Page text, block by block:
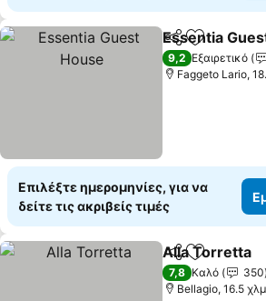
Κοινοποίηση
Προσθήκη
Essentia
9,2 Εξαιρετικό
Faggeto Lario,
Επιλέξτε ημερομηνίες, για να
δείτε τις ακριβείς τιμές
Κοινοποίηση
Προσθήκη
Alla Torretta
7,8 Καλό
350
Bellagio, 16.5